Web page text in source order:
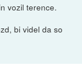
vozil terence.
bi videl da so